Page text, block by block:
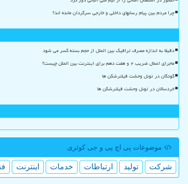
چرا مردم بین پیام رسانهای داخلی و خارجی سرگردان مانده اند؟
دقیقا به اندازه مصرف ترافیک بین الملل از حجم بسته کسر می شود
ماجرای اعمال ضریب ۲ و هفت دهم برای اینترنت بین الملل چیست؟
کودکان در تونل وحشت فیلترشکن ها
خردسالان در تونل وحشت فیلترشکن ها
موضوعات پی اچ پی و جی كوئری
شركت تولید ارتباطات خدمات اینترنت